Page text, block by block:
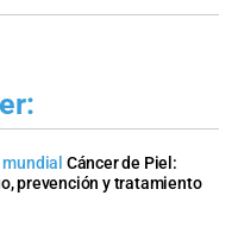
Cáncer de Piel:
prevención y tratamiento